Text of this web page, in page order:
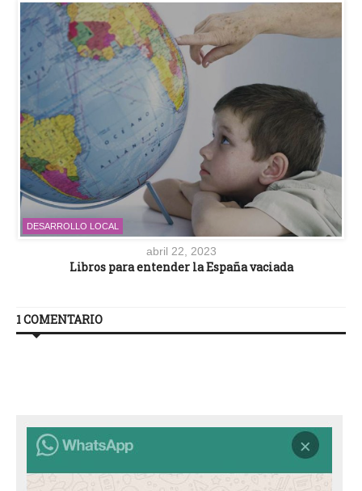
DESARROLLO LOCAL
abril 22, 2023
Libros para entender la España vaciada
1 COMENTARIO